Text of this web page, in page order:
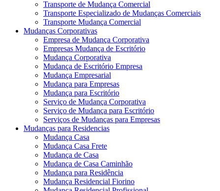
Transporte de Mudança Comercial
Transporte Especializado de Mudanças Comerciais
Transporte Mudança Comercial
Mudanças Corporativas
Empresa de Mudança Corporativa
Empresas Mudança de Escritório
Mudança Corporativa
Mudança de Escritório Empresa
Mudança Empresarial
Mudança para Empresas
Mudança para Escritório
Serviço de Mudança Corporativa
Serviço de Mudança para Escritório
Serviços de Mudanças para Empresas
Mudanças para Residencias
Mudança Casa
Mudança Casa Frete
Mudança de Casa
Mudança de Casa Caminhão
Mudança para Residência
Mudança Residencial Fiorino